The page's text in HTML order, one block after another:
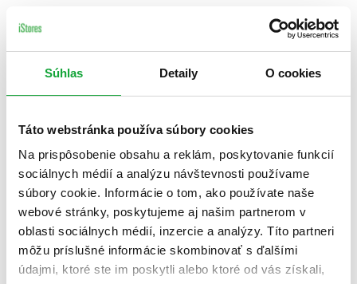
Súhlas Detaily O cookies
Táto webstránka používa súbory cookies
Na prispôsobenie obsahu a reklám, poskytovanie funkcií
sociálnych médií a analýzu návštevnosti používame
súbory cookie. Informácie o tom, ako používate naše
webové stránky, poskytujeme aj našim partnerom v
oblasti sociálnych médií, inzercie a analýzy. Títo partneri
môžu príslušné informácie skombinovať s ďalšími
údajmi, ktoré ste im poskytli alebo ktoré od vás získali,